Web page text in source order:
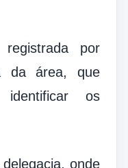
por
da área, que
os
onde